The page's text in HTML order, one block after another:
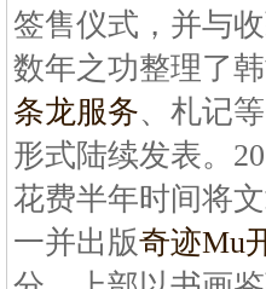
签售仪式，并与
数年之功整理了
条龙服务、札记
形式陆续发表。
花费半年时间将
一并出版奇迹Mu